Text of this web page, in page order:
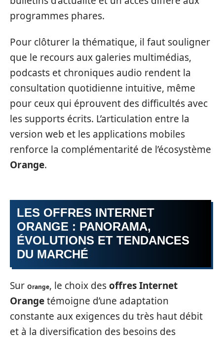
programmes phares.
Pour clôturer la thématique, il faut souligner
que le recours aux galeries multimédias,
podcasts et chroniques audio rendent la
consultation quotidienne intuitive, même
pour ceux qui éprouvent des difficultés avec
les supports écrits. L’articulation entre la
version web et les applications mobiles
renforce la complémentarité de l’écosystème
Orange.
LES OFFRES INTERNET
ORANGE : PANORAMA,
ÉVOLUTIONS ET TENDANCES
DU MARCHÉ
Sur Orange, le choix desoffres Internet
Orangetémoigne d’une adaptation
constante aux exigences du très haut débit
et à la diversification des besoins des